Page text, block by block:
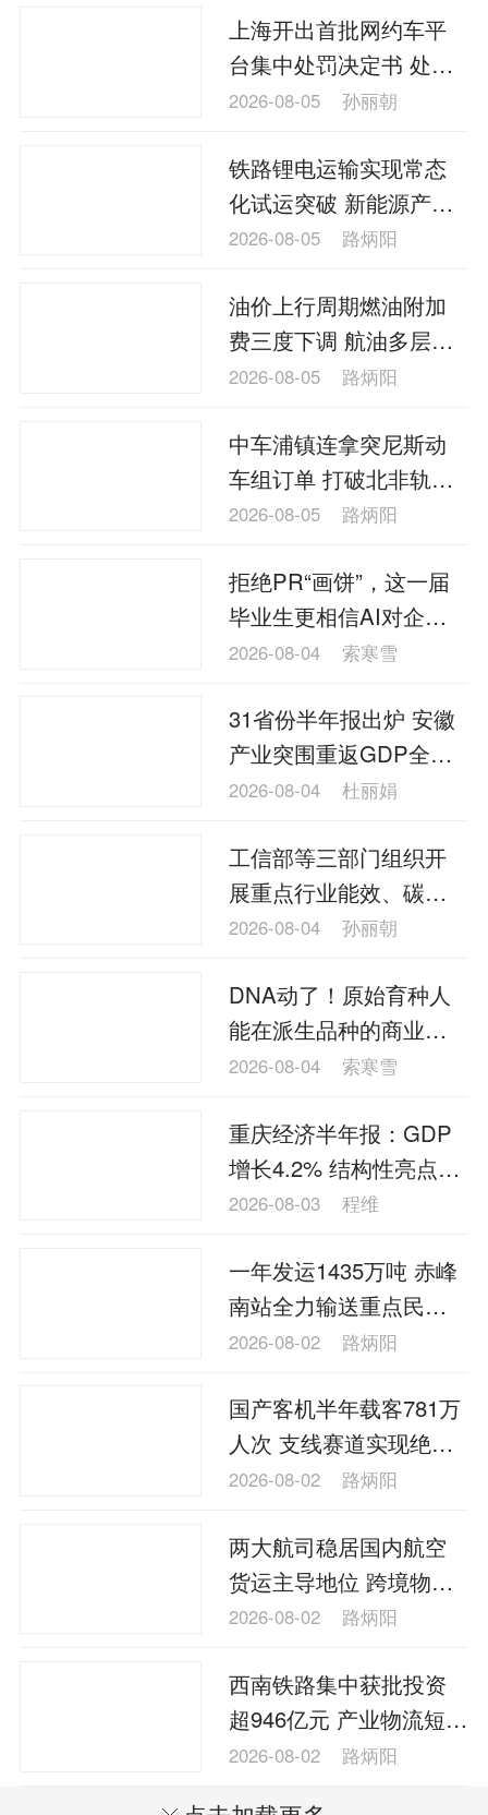
上海开出首批网约车平
台集中处罚决定书 处罚
总金额超2500万元
2026-08-05 孙丽朝
铁路锂电运输实现常态
化试运突破 新能源产业
链物流成本直降三成
2026-08-05 路炳阳
油价上行周期燃油附加
费三度下调 航油多层传
导机制释核心成因
2026-08-05 路炳阳
中车浦镇连拿突尼斯动
车组订单 打破北非轨交
项目欧洲企业垄断局面
2026-08-05 路炳阳
拒绝PR“画饼”，这一届
毕业生更相信AI对企业
的背调
2026-08-04 索寒雪
31省份半年报出炉 安徽
产业突围重返GDP全国
十强
2026-08-04 杜丽娟
工信部等三部门组织开
展重点行业能效、碳效
领跑者推荐工作
2026-08-04 孙丽朝
DNA动了！原始育种人
能在派生品种的商业收
益上“分蛋糕”了！
2026-08-04 索寒雪
重庆经济半年报：GDP
增长4.2% 结构性亮点撑
起转型底气
2026-08-03 程维
一年发运1435万吨 赤峰
南站全力输送重点民生
物资
2026-08-02 路炳阳
国产客机半年载客781万
人次 支线赛道实现绝对
掌控
2026-08-02 路炳阳
两大航司稳居国内航空
货运主导地位 跨境物流
供应链自主建设仍存短
2026-08-02 路炳阳
西南铁路集中获批投资
超946亿元 产业物流短板
加速补齐
2026-08-02 路炳阳